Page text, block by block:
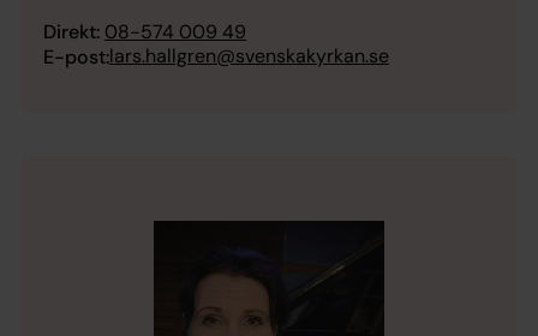
Direkt: 08-574 009 49
E-post:lars.hallgren@svenskakyrkan.se